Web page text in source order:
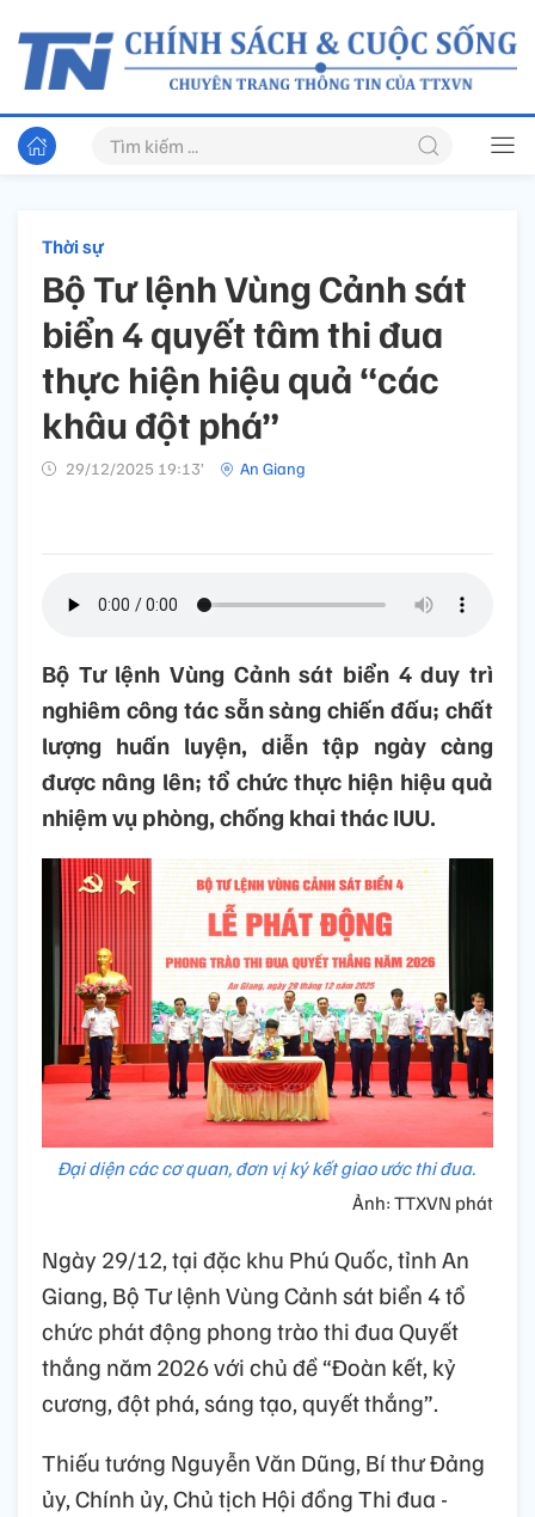
Thời sự
Bộ Tư lệnh Vùng Cảnh sát
biển 4 quyết tâm thi đua
thực hiện hiệu quả “các
khâu đột phá”
29/12/2025 19:13’ An Giang
Bộ Tư lệnh Vùng Cảnh sát biển 4 duy trì
nghiêm công tác sẵn sàng chiến đấu; chất
lượng huấn luyện, diễn tập ngày càng
được nâng lên; tổ chức thực hiện hiệu quả
nhiệm vụ phòng, chống khai thác IUU.
Đại diện các cơ quan, đơn vị ký kết giao ước thi đua.
Ảnh: TTXVN phát
Ngày 29/12, tại đặc khu Phú Quốc, tỉnh An
Giang, Bộ Tư lệnh Vùng Cảnh sát biển 4 tổ
chức phát động phong trào thi đua Quyết
thắng năm 2026 với chủ đề “Đoàn kết, kỷ
cương, đột phá, sáng tạo, quyết thắng”.
Thiếu tướng Nguyễn Văn Dũng, Bí thư Đảng
ủy, Chính ủy, Chủ tịch Hội đồng Thi đua -